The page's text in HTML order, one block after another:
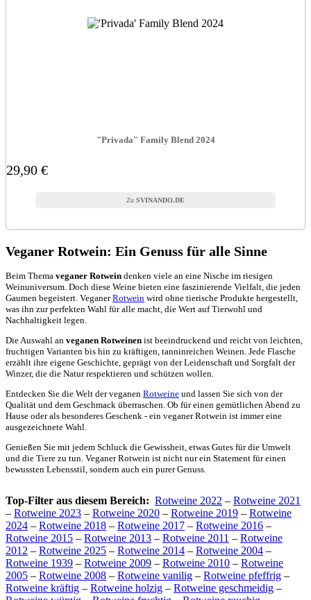
"Privada" Family Blend 2024
29,90 €
SVINANDO.DE
Veganer Rotwein: Ein Genuss für alle Sinne
Beim Thema veganer Rotwein denken viele an eine Nische im riesigen
Weinuniversum. Doch diese Weine bieten eine faszinierende Vielfalt, die jeden
Gaumen begeistert. VeganerRotwein wird ohne tierische Produkte hergestellt,
was ihn zur perfekten Wahl für alle macht, die Wert auf Tierwohl und
Nachhaltigkeit legen.
Die Auswahl an veganen Rotweinen ist beeindruckend und reicht von leichten,
fruchtigen Varianten bis hin zu kräftigen, tanninreichen Weinen. Jede Flasche
erzählt ihre eigene Geschichte, geprägt von der Leidenschaft und Sorgfalt der
Winzer, die die Natur respektieren und schützen wollen.
Entdecken Sie die Welt der veganen Rotweine und lassen Sie sich von der
Qualität und dem Geschmack überraschen. Ob für einen gemütlichen Abend zu
Hause oder als besonderes Geschenk - ein veganer Rotwein ist immer eine
ausgezeichnete Wahl.
Genießen Sie mit jedem Schluck die Gewissheit, etwas Gutes für die Umwelt
und die Tiere zu tun. Veganer Rotwein ist nicht nur ein Statement für einen
bewussten Lebensstil, sondern auch ein purer Genuss.
Top-Filter aus diesem Bereich: Rotweine 2022 – Rotweine 2021
– Rotweine 2023 – Rotweine 2020 – Rotweine 2019 – Rotweine
2024 – Rotweine 2018 – Rotweine 2017 – Rotweine 2016 –
Rotweine 2015 – Rotweine 2013 – Rotweine 2011 – Rotweine
2012 – Rotweine 2025 – Rotweine 2014 – Rotweine 2004 –
Rotweine 1939 – Rotweine 2009 – Rotweine 2010 – Rotweine
2005 – Rotweine 2008 – Rotweine vanilig – Rotweine pfeffrig –
Rotweine kräftig – Rotweine holzig – Rotweine geschmeidig –